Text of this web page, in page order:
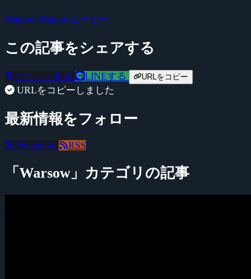
Warsow Warsowムービー
この記事をシェアする
ツイートする LINEする URLをコピー
URLをコピーしました
最新情報をフォロー
@negitaku RSS
「Warsow」カテゴリの記事